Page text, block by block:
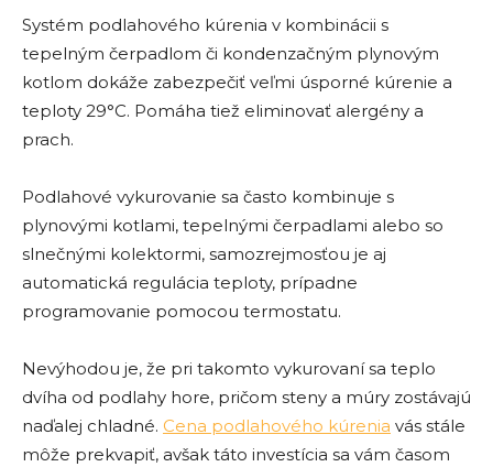
Systém podlahového kúrenia v kombinácii s
tepelným čerpadlom či kondenzačným plynovým
kotlom dokáže zabezpečiť veľmi úsporné kúrenie a
teploty 29°C. Pomáha tiež eliminovať alergény a
prach.
Podlahové vykurovanie sa často kombinuje s
plynovými kotlami, tepelnými čerpadlami alebo so
slnečnými kolektormi, samozrejmosťou je aj
automatická regulácia teploty, prípadne
programovanie pomocou termostatu.
Nevýhodou je, že pri takomto vykurovaní sa teplo
dvíha od podlahy hore, pričom steny a múry zostávajú
naďalej chladné. Cena podlahového kúrenia vás stále
môže prekvapiť, avšak táto investícia sa vám časom